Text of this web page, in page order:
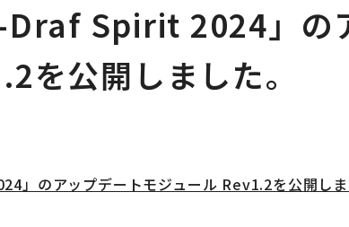
Draf Spirit 2024」の
を公開しました。
」のアップデートモジュール Rev1.2を公開しま